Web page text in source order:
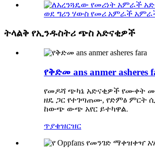
ወደ ግሪን ሃውስ የመሪ አምራች
ትላልቅ የኢንዱስትሪ ጭስ አድናቂዎች
የቅድመ ans anmer asheres
የመዶሻ ጭካኔ አድናቂዎች የሙቀት
ዘዴ ጋር የተገጣጠሙ, የድምፅ ምርት
ከውጭ ውጭ አየር ይተካዋል.
ጥያቄዝርዝር